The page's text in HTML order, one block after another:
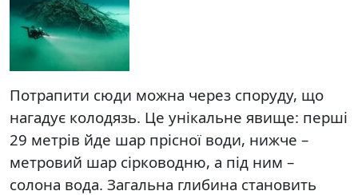
Потрапити сюди можна через споруду, що
нагадує колодязь. Це унікальне явище: перші
29 метрів йде шар прісної води, нижче –
метровий шар сірководню, а під ним –
солона вода. Загальна глибина становить